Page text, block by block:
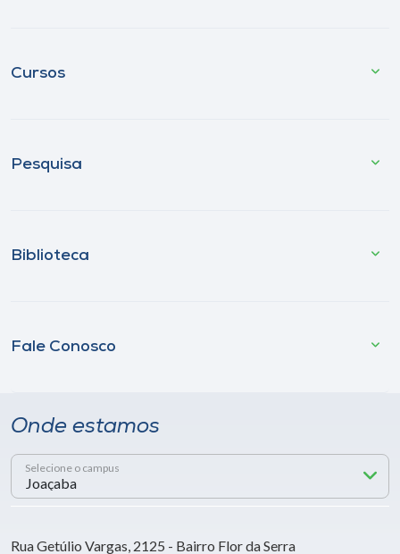
Cursos
Pesquisa
Biblioteca
Fale Conosco
Onde estamos
Selecione o campus
Rua Getúlio Vargas, 2125 - Bairro Flor da Serra